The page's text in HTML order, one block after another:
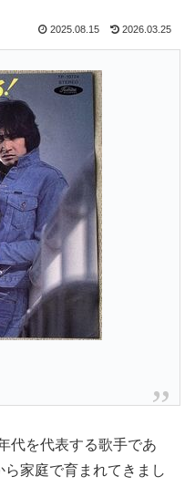
2025.08.15 2026.03.25
代を代表する歌手であ
家庭で育まれてきまし